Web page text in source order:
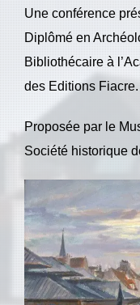
Une conférence
Diplômé en
Bibliothécaire à
des Editions Fiacre.
Proposée par le
Société historique